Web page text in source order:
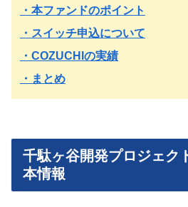
・本ファンドのポイント
・スイッチ申込について
・COZUCHIの実績
・まとめ
千駄ヶ谷開発プロジェク
本情報